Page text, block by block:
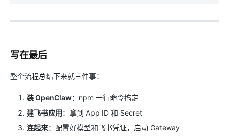
写在最后
整个流程总结下来就三件事：
装 OpenClaw：npm 一行命令搞定
建飞书应用：拿到 App ID 和 Secret
连起来：配置好模型和飞书凭证，启动 Gateway